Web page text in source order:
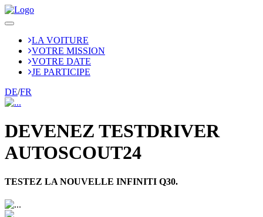
LA VOITURE
VOTRE MISSION
VOTRE DATE
JE PARTICIPE
DE/FR
DEVENEZ TESTDRIVER
AUTOSCOUT24
TESTEZ LA NOUVELLE INFINITI Q30.